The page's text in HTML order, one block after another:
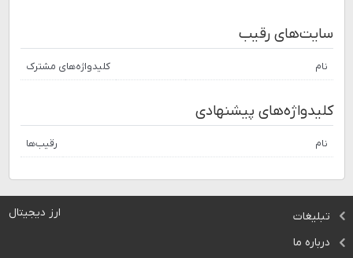
سایت‌های رقیب
نام کلیدواژه‌های مشترک
کلیدواژه‌های پیشنهادی
نام رقیب‌ها
ارز دیجیتال
تبلیغات
درباره ما